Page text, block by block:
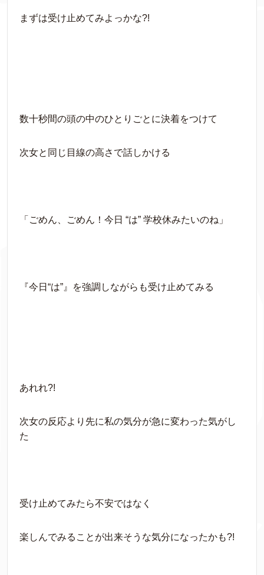
まずは受け止めてみよっかな?!
数十秒間の頭の中のひとりごとに決着をつけて
次女と同じ目線の高さで話しかける
「ごめん、ごめん！今日 “は” 学校休みたいのね」
『今日“は”』を強調しながらも受け止めてみる
あれれ?!
次女の反応より先に私の気分が急に変わった気がし
た
受け止めてみたら不安ではなく
楽しんでみることが出来そうな気分になったかも?!